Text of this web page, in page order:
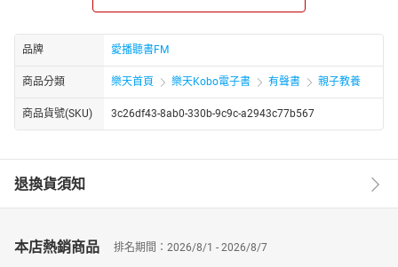
為社會盡份心力的初衷，唱作俱佳、靈活生動的又饒富創意的演繹
方式，毫不意外地火速成為了超受大朋友小孩子喜愛的「說故事叔
叔」，更在2021 世界說故事錦標賽，獲得冠軍。
爐火純青的說故事功力，使胖叔叔不只曾經受邀至泰國、澳門、蘇
州星兒親子、北京等地作說故事培訓，更連三年受邀在北京「國家
大劇院」和國交音樂家們搭配合作「說故事音樂會」，以傳統民間
傳說故事搭配國樂引起廣大迴響！
味故事!
作者簡介-幼福文化
最佳優良品質等奬項。我們秉持著統一集團前總裁林蒼生先生的期
品牌 愛播聽書FM
商品分類 樂天首頁 樂天Kobo電子書 有聲書 親子教養
商品貨號(SKU) 3c26df43-8ab0-330b-9c9c-a2943c77b567
退換貨須知
本店熱銷商品 排名期間：2026/8/1 - 2026/8/7